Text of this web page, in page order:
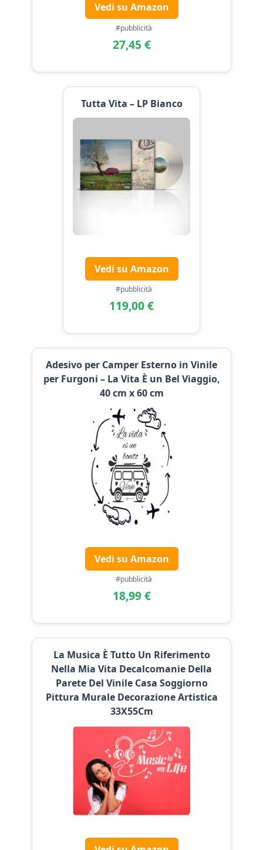
Vedi su Amazon
#pubblicità
27,45 €
Tutta Vita – LP Bianco
Vedi su Amazon
#pubblicità
119,00 €
Adesivo per Camper Esterno in Vinile
per Furgoni – La Vita È un Bel Viaggio,
40 cm x 60 cm
Vedi su Amazon
#pubblicità
18,99 €
La Musica È Tutto Un Riferimento
Nella Mia Vita Decalcomanie Della
Parete Del Vinile Casa Soggiorno
Pittura Murale Decorazione Artistica
33X55Cm